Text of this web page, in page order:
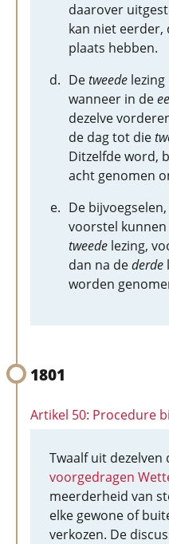
daarover
kan niet eerder,
plaats hebben.
Detweede
wanneer in de
dezelve
de dag tot die
Ditzelfde word,
acht genomen
De
voorstel kunnen
tweede lezing,
dan na dederde
worden
1801
Artikel 50: Procedure
Twaalf uit
voorgedragen
meerderheid van
elke gewone of
verkozen. De